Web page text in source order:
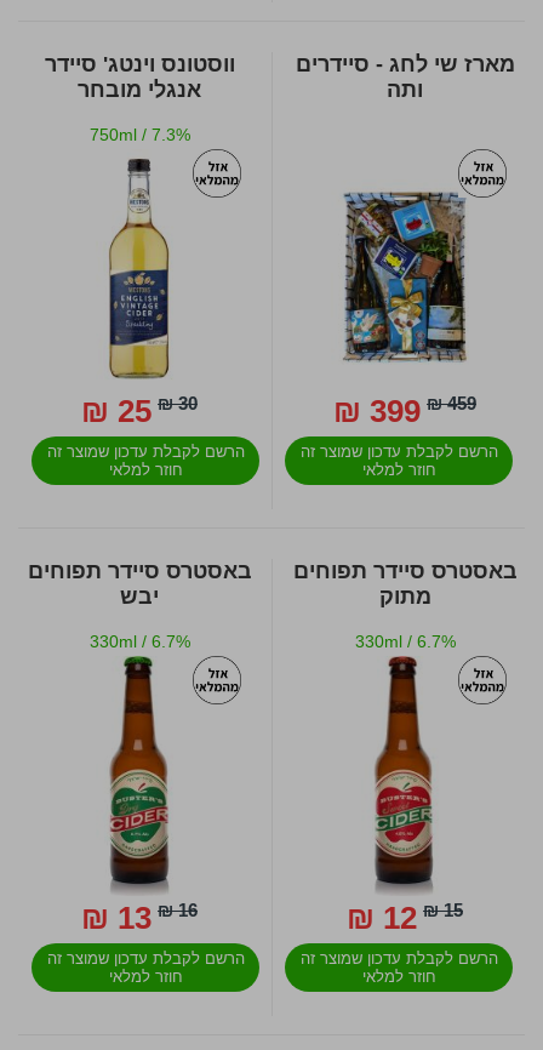
מארז שי לחג - סיידרים
ותה
459 ₪
399 ₪
הרשם לקבלת עדכון שמוצר זה
חוזר למלאי
ווסטונס וינטג' סיידר
אנגלי מובחר
750ml / 7.3%
30 ₪
25 ₪
הרשם לקבלת עדכון שמוצר זה
חוזר למלאי
באסטרס סיידר תפוחים
מתוק
330ml / 6.7%
15 ₪
12 ₪
הרשם לקבלת עדכון שמוצר זה
חוזר למלאי
באסטרס סיידר תפוחים
יבש
330ml / 6.7%
16 ₪
13 ₪
הרשם לקבלת עדכון שמוצר זה
חוזר למלאי